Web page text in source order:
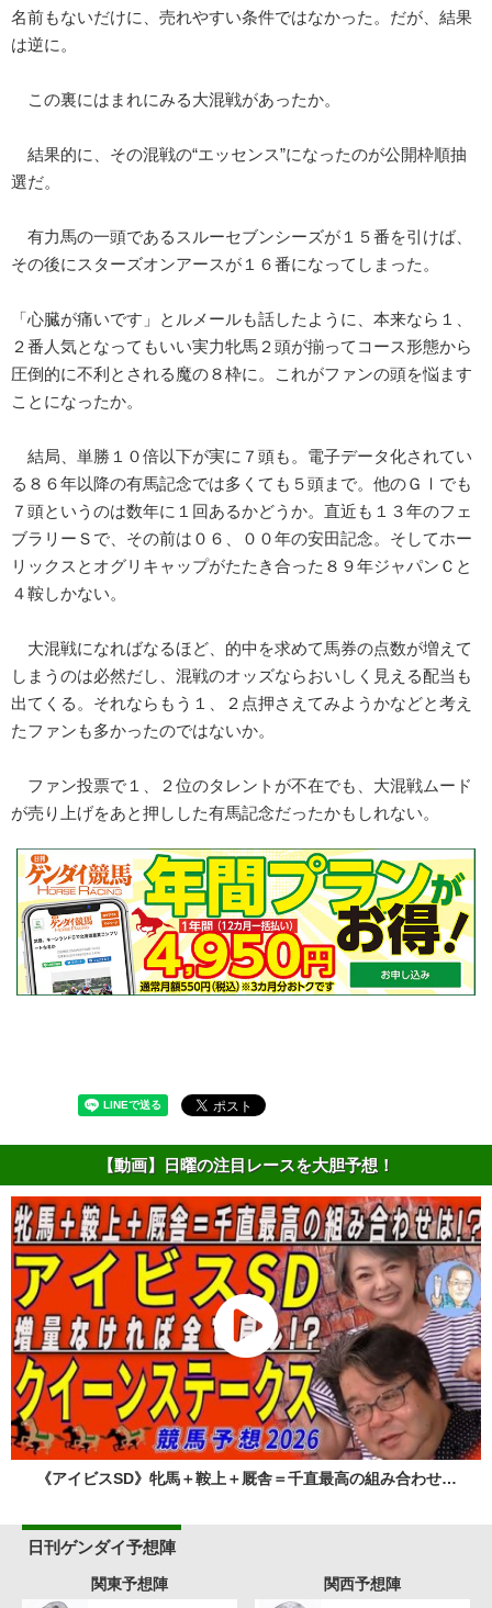
名前もないだけに、売れやすい条件ではなかった。だが、結果
は逆に。
この裏にはまれにみる大混戦があったか。
結果的に、その混戦の“エッセンス”になったのが公開枠順抽
選だ。
有力馬の一頭であるスルーセブンシーズが１５番を引けば、
その後にスターズオンアースが１６番になってしまった。
「心臓が痛いです」とルメールも話したように、本来なら１、
２番人気となってもいい実力牝馬２頭が揃ってコース形態から
圧倒的に不利とされる魔の８枠に。これがファンの頭を悩ます
ことになったか。
結局、単勝１０倍以下が実に７頭も。電子データ化されてい
る８６年以降の有馬記念では多くても５頭まで。他のＧⅠでも
７頭というのは数年に１回あるかどうか。直近も１３年のフェ
ブラリーＳで、その前は０６、００年の安田記念。そしてホー
リックスとオグリキャップがたたき合った８９年ジャパンＣと
４鞍しかない。
大混戦になればなるほど、的中を求めて馬券の点数が増えて
しまうのは必然だし、混戦のオッズならおいしく見える配当も
出てくる。それならもう１、２点押さえてみようかなどと考え
たファンも多かったのではないか。
ファン投票で１、２位のタレントが不在でも、大混戦ムード
が売り上げをあと押しした有馬記念だったかもしれない。
【動画】日曜の注目レースを大胆予想！
《アイビスSD》牝馬＋鞍上＋厩舎＝千直最高の組み合わせ…
日刊ゲンダイ予想陣
関東予想陣 関西予想陣